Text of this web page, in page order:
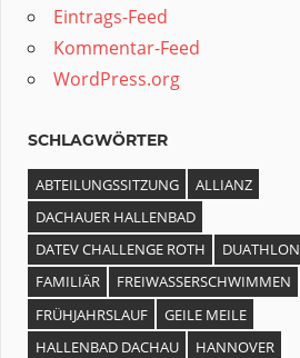
Eintrags-Feed
Kommentar-Feed
WordPress.org
SCHLAGWÖRTER
ABTEILUNGSSITZUNG
ALLIANZ
DACHAUER HALLENBAD
DATEV CHALLENGE ROTH
DUATHLON
FAMILIÄR
FREIWASSERSCHWIMMEN
FRÜHJAHRSLAUF
GEILE MEILE
HALLENBAD DACHAU
HANNOVER